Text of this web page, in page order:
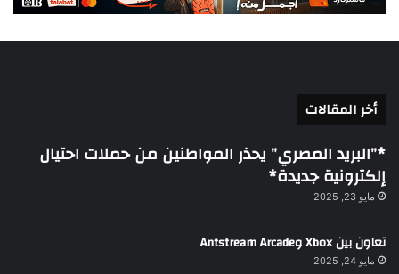
أخر المقالات
*”البريد المصري” يحذر المواطنين من حملات احتيال
إلكترونية جديدة*
مايو 23, 2025
تعاون بين Xbox وAntstream Arcade
مايو 24, 2025